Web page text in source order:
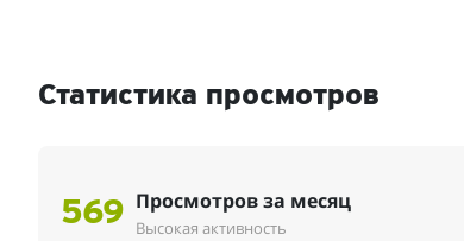
Статистика просмотров
569 Просмотров за месяц
Высокая активность